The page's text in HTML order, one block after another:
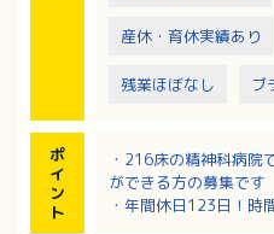
産休・育休実績あり
残業ほぼなし ブ
ポ
イ
ン
ト
・216床の精神科病院
ができる方の募集です
・年間休日123日！時